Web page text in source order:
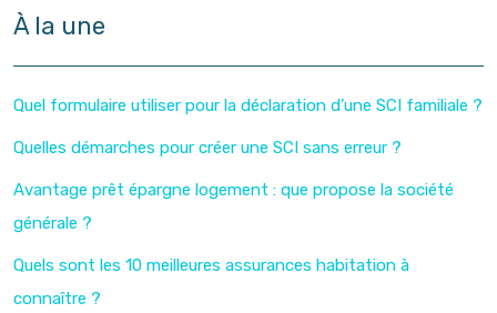
À la une
Quel formulaire utiliser pour la déclaration d’une SCI familiale ?
Quelles démarches pour créer une SCI sans erreur ?
Avantage prêt épargne logement : que propose la société
générale ?
Quels sont les 10 meilleures assurances habitation à
connaître ?